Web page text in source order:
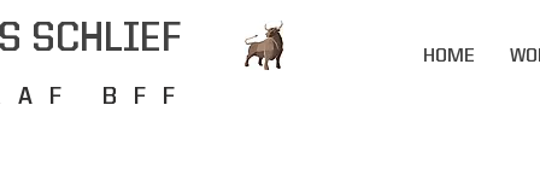
SCHLIEF
BFF
HOME